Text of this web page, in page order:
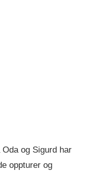
Oda og Sigurd har
oppturer og